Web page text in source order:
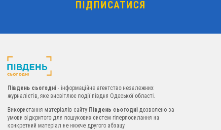
Південь сьогодні - інформаційне агентство незалежних
журналістів, яке висвітлює події півдня Одеської області.
Використання матеріалів сайту Південь сьогодні дозволено за
умови відкритого для пошукових систем гіперпосилання на
конкретний матеріал не нижче другого абзацу